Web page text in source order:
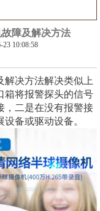
障及解决方法
10:08:58
解决方法解决类似上
箱将报警探头的信号
，二是在没有报警接
备或驱动设备。